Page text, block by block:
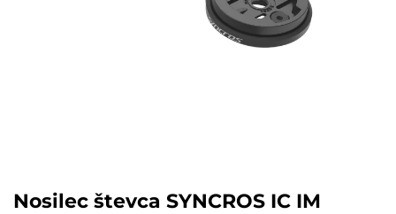
Nosilec števca SYNCROS IC IM